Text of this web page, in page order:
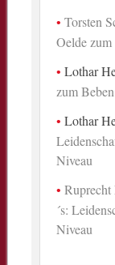
Torsten
Oelde
Lothar
zum
Lothar
Niveau
´s:
Niveau